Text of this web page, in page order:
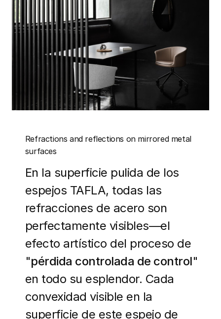
Refractions and reflections on mirrored metal
surfaces
En la superficie pulida de los
espejos TAFLA, todas las
refracciones de acero son
perfectamente visibles—el
efecto artístico del proceso de
"pérdida controlada de control"
en todo su esplendor. Cada
convexidad visible en la
superficie de este espejo de